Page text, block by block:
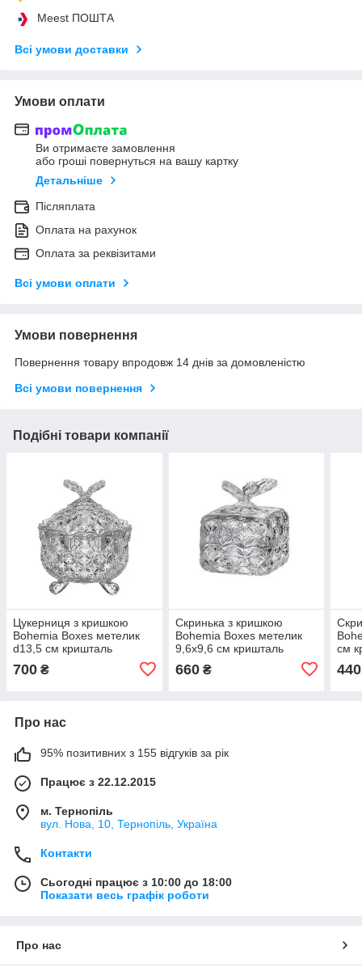
Meest ПОШТА
Всі умови доставки
Умови оплати
Ви отримаєте замовлення
або гроші повернуться на вашу картку
Детальніше
Післяплата
Оплата на рахунок
Оплата за реквізитами
Всі умови оплати
Умови повернення
Повернення товару впродовж 14 днів за домовленістю
Всі умови повернення
Подібні товари компанії
Цукерниця з кришкою
Bohemia Boxes метелик
d13,5 см кришталь
700 ₴
Скринька з кришкою
Bohemia Boxes метелик
9,6х9,6 см кришталь
660₴
см
440
Про нас
95% позитивних з 155 відгуків за рік
Працює з 22.12.2015
м. Тернопіль
вул. Нова, 10, Тернопіль, Україна
Контакти
Сьогодні працює з 10:00 до 18:00
Показати весь графік роботи
Про нас